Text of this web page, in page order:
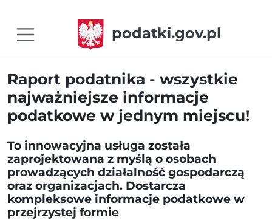
podatki.gov.pl
Raport podatnika - wszystkie
najważniejsze informacje
podatkowe w jednym miejscu!
To innowacyjna usługa została
zaprojektowana z myślą o osobach
prowadzących działalność gospodarczą
oraz organizacjach. Dostarcza
kompleksowe informacje podatkowe w
przejrzystej formie